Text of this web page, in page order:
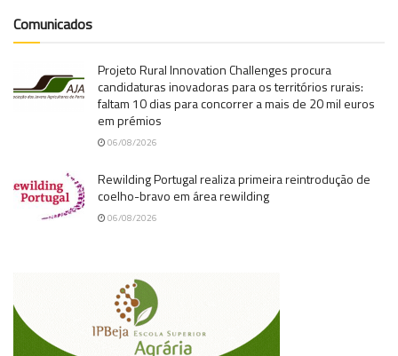
Comunicados
Projeto Rural Innovation Challenges procura
candidaturas inovadoras para os territórios rurais:
faltam 10 dias para concorrer a mais de 20 mil euros
em prémios
06/08/2026
Rewilding Portugal realiza primeira reintrodução de
coelho-bravo em área rewilding
06/08/2026